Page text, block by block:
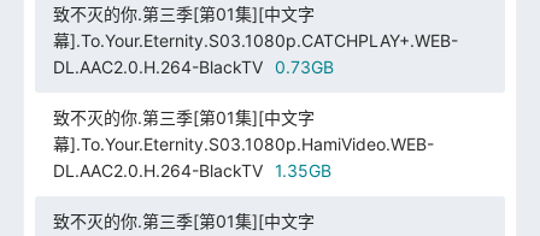
致不灭的你.第三季[第01集][中文字
幕].To.Your.Eternity.S03.1080p.CATCHPLAY+.WEB-
DL.AAC2.0.H.264-BlackTV
0.73GB
致不灭的你.第三季[第01集][中文字
幕].To.Your.Eternity.S03.1080p.HamiVideo.WEB-
DL.AAC2.0.H.264-BlackTV
1.35GB
致不灭的你.第三季[第01集][中文字